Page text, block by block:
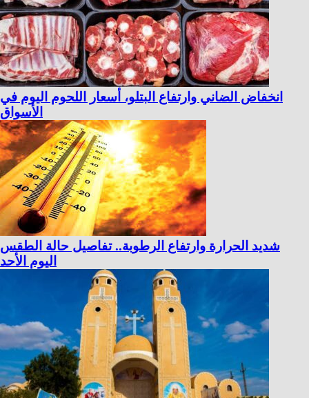
انخفاض الضاني وارتفاع البتلو، أسعار اللحوم اليوم في
الأسواق
شديد الحرارة وارتفاع الرطوبة.. تفاصيل حالة الطقس
اليوم الأحد